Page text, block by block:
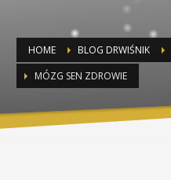
HOME BLOG DRWIŚNIK
MÓZG SEN ZDROWIE